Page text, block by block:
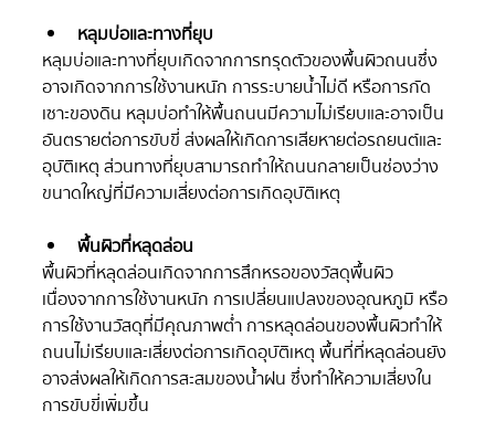
หลุมบ่อและทางที่ยุบ
หลุมบ่อและทางที่ยุบเกิดจากการทรุดตัวของพื้นผิวถนนซึ่ง
อาจเกิดจากการใช้งานหนัก การระบายน้ำไม่ดี หรือการกัด
เซาะของดิน หลุมบ่อทำให้พื้นถนนมีความไม่เรียบและอาจเป็น
อันตรายต่อการขับขี่ ส่งผลให้เกิดการเสียหายต่อรถยนต์และ
อุบัติเหตุ ส่วนทางที่ยุบสามารถทำให้ถนนกลายเป็นช่องว่าง
ขนาดใหญ่ที่มีความเสี่ยงต่อการเกิดอุบัติเหตุ
พื้นผิวที่หลุดล่อน
พื้นผิวที่หลุดล่อนเกิดจากการสึกหรอของวัสดุพื้นผิว
เนื่องจากการใช้งานหนัก การเปลี่ยนแปลงของอุณหภูมิ หรือ
การใช้งานวัสดุที่มีคุณภาพต่ำ การหลุดล่อนของพื้นผิวทำให้
ถนนไม่เรียบและเสี่ยงต่อการเกิดอุบัติเหตุ พื้นที่ที่หลุดล่อนยัง
อาจส่งผลให้เกิดการสะสมของน้ำฝน ซึ่งทำให้ความเสี่ยงใน
การขับขี่เพิ่มขึ้น